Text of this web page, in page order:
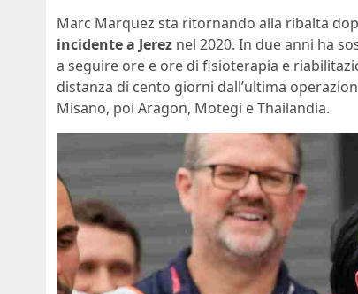
Marc Marquez sta ritornando alla ribalta
incidente a Jerez nel 2020. In due anni ha
a seguire ore e ore di fisioterapia e
distanza di cento giorni dall’ultima
Misano, poi Aragon, Motegi e Thailandia.